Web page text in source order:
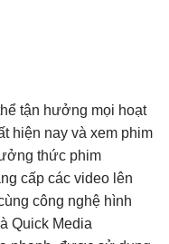
tận hưởng mọi hoạt
hiện nay và xem phim
thức phim
cấp các video lên
công nghệ hình
Quick Media